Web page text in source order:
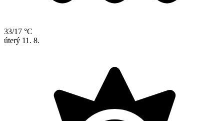
33/17 °C
úterý 11. 8.